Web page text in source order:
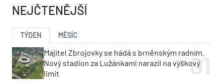
NEJČTENĚJŠÍ
TÝDEN MĚSÍC
Majitel Zbrojovky se hádá s brněnským radním.
Nový stadion za Lužánkami narazil na výškový
limit